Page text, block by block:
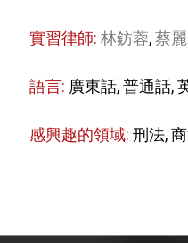
實習律師:林鈁蓉,蔡
語言: 廣東話, 普通話,
感興趣的領域:刑法,